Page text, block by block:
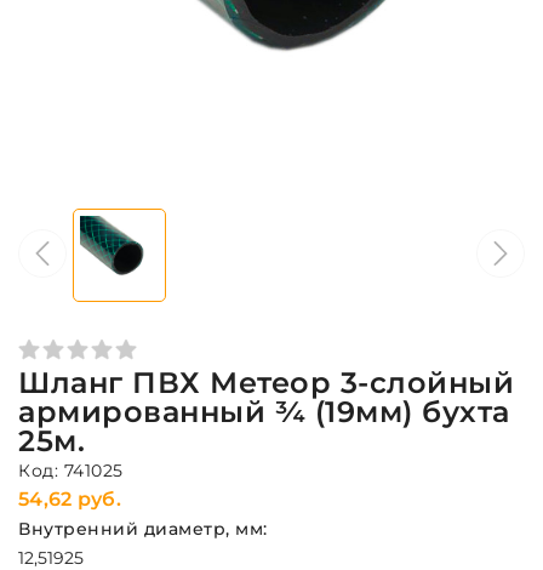
Шланг ПВХ Метеор 3-слойный
армированный ¾ (19мм) бухта
25м.
Код: 741025
54,62 руб.
Внутренний диаметр, мм:
12,51925